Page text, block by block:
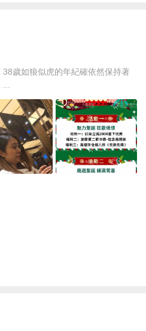
歲如狼似虎的年紀確依然保持著